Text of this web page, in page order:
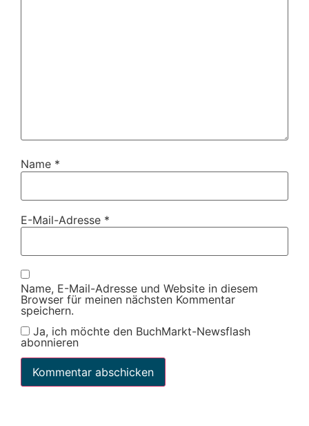
Name *
E-Mail-Adresse *
Name, E-Mail-Adresse und Website in diesem
Browser für meinen nächsten Kommentar
speichern.
Ja, ich möchte den BuchMarkt-Newsflash
abonnieren